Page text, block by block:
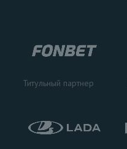
Титульный партнер